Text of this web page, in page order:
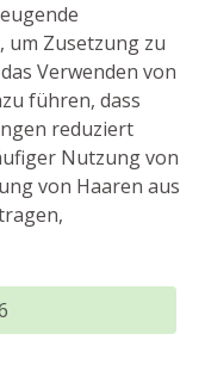
Zusetzung zu
Verwenden von
führen, dass
reduziert
Nutzung von
von Haaren aus